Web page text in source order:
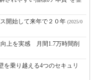
開始して来年で２０年 (2025/0
向上を実感 月間1.7万時間削
乗り越える4つのセキュリ